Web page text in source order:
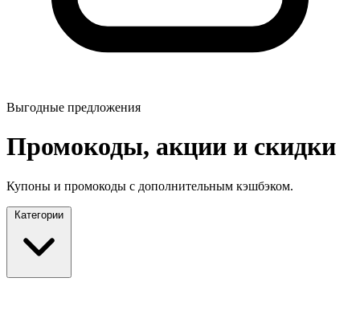
Выгодные предложения
Промокоды, акции и скидки
Купоны и промокоды с дополнительным кэшбэком.
Категории